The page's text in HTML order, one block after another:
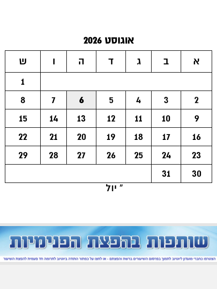
אוגוסט 2026
א
ב ג ד ה ו
ש
1
2
3
4
5
6
7
8
9
10
11
12
13
14
15
16
17
18
19
20
21
22
23
24
25
26
27
28
29
30
31
« יול